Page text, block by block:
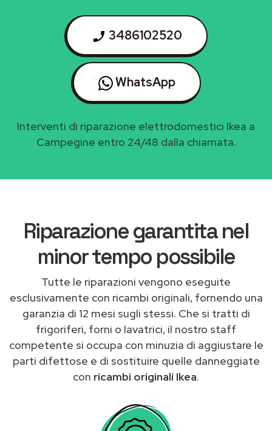
3486102520
WhatsApp
Interventi di riparazione elettrodomestici Ikea a
Campegine entro 24/48 dalla chiamata.
Riparazione garantita nel
minor tempo possibile
Tutte le riparazioni vengono eseguite
esclusivamente con ricambi originali, fornendo una
garanzia di 12 mesi sugli stessi. Che si tratti di
frigoriferi, forni o lavatrici, il nostro staff
competente si occupa con minuzia di aggiustare le
parti difettose e di sostituire quelle danneggiate
con ricambi originali Ikea.